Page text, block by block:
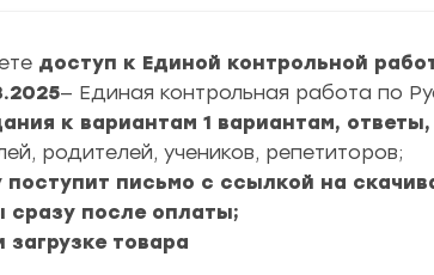
доступ к Единой контрольной
— Единая контрольная работа по
к вариантам 1 вариантам,
родителей, учеников, репетиторов;
письмо с ссылкой на
сразу после оплаты;
товара